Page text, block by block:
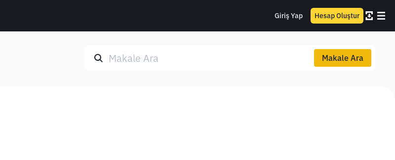
Giriş Yap Hesap Oluştur
Makale Ara